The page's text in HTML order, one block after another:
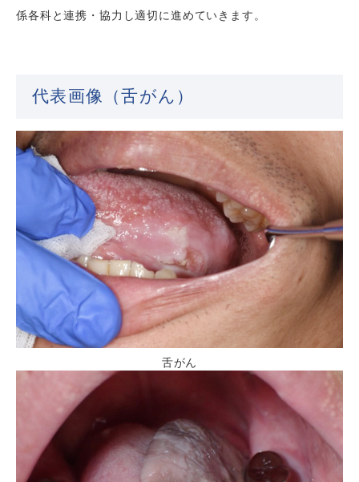
係各科と連携・協力し適切に進めていきます。
代表画像（舌がん）
舌がん